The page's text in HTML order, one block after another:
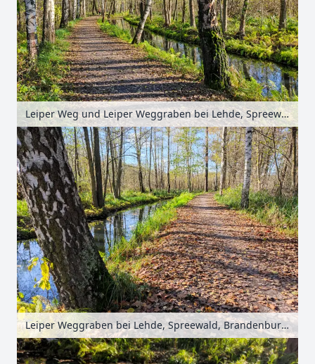
Leiper Weg und Leiper Weggraben bei Lehde, Spreewald, Brandenburg, Deutschland
Leiper Weggraben bei Lehde, Spreewald, Brandenburg, Deutschland